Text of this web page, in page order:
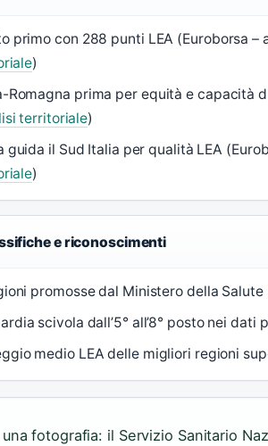
primo con 288 punti LEA (Euroborsa –
)
Romagna prima per equità e capacità
territoriale)
guida il Sud Italia per qualità LEA
)
e riconoscimenti
promosse dal Ministero della
scivola dall’5° all’8° posto nei
medio LEA delle migliori regioni
fotografia: il Servizio Sanitario